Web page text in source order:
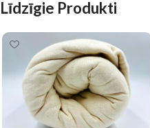
Līdzīgie Produkti